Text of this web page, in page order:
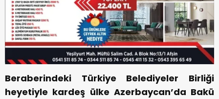
Beraberindeki Türkiye Belediyeler Birliği
heyetiyle kardeş ülke Azerbaycan’da Bakü